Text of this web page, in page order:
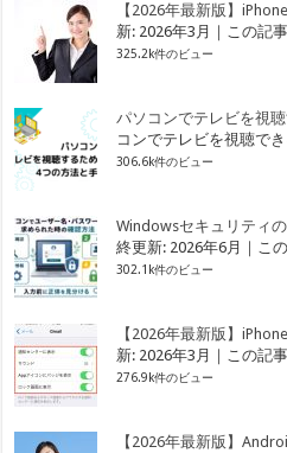
【2026年最新版】
新: 2026年3月｜この記
325.2k件のビュー
パソコンでテレビを視
コンでテレビを視聴で
306.6k件のビュー
Windowsセキュリティ
終更新: 2026年6月｜こ
302.1k件のビュー
【2026年最新版】
新: 2026年3月｜この記
276.9k件のビュー
【2026年最新版】